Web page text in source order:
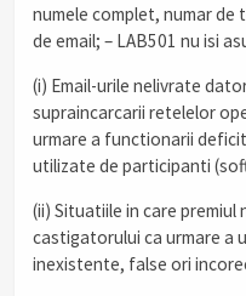
numele complet, numar
de email; – LAB501 nu isi
(i) Email-urile nelivrate
supraincarcarii retelelor
urmare a functionarii
utilizate de participanti
(ii) Situatiile in care
castigatorului ca urmare a
inexistente, false ori